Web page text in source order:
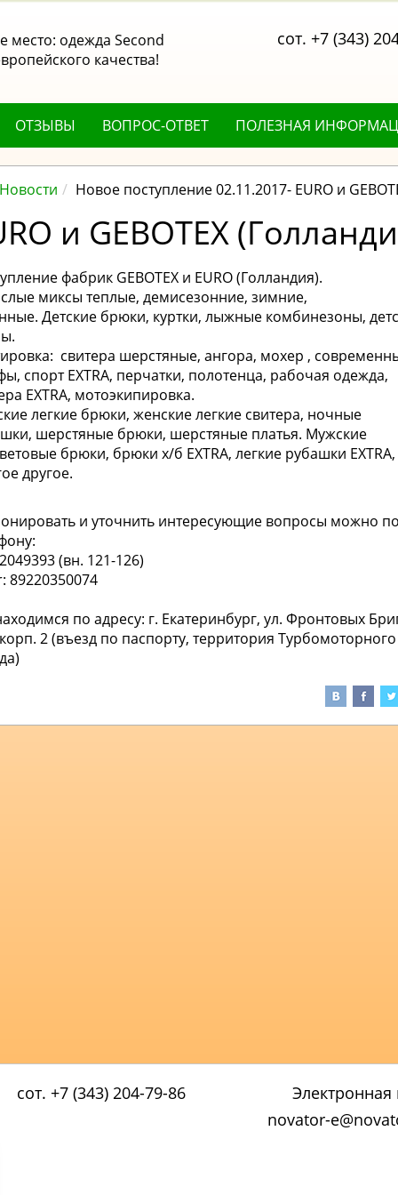
место: одежда Second
качества!
сот. +7 (343)
ОТЗЫВЫ ВОПРОС-ОТВЕТ ПОЛЕЗНАЯ
Новое поступление 02.11.2017- EURO и
и GEBOTEX
фабрик GEBOTEX и EURO (Голландия).
миксы теплые, демисезонние, зимние,
Детские брюки, куртки, лыжные комбинезоны,
свитера шерстяные, ангора, мохер ,
спорт EXTRA, перчатки, полотенца, рабочая одежда,
EXTRA, мотоэкипировка.
легкие брюки, женские легкие свитера, ночные
шерстяные брюки, шерстяные платья. Мужские
брюки, брюки х/б EXTRA, легкие рубашки
другое.
и уточнить интересующие вопросы можно
(вн. 121-126)
89220350074
по адресу: г. Екатеринбург, ул. Фронтовых
2 (въезд по паспорту, территория Турбомоторного
сот. +7 (343) 204-79-86
Электронная
novator-